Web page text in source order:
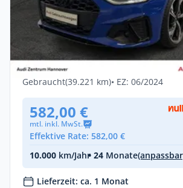
Privat & Gewerbe
Audi S4 Avant 3.0 TDI quattro
Head-Up B&O Kame
Diesel •Automatik •
Gebraucht(39.221 km)• EZ: 06/2024
582,00 €
mtl. inkl. MwSt.
Effektive Rate: 582,00 €
10.000 km/Jahr• 24 Monate
Lieferzeit: ca. 1 Monat